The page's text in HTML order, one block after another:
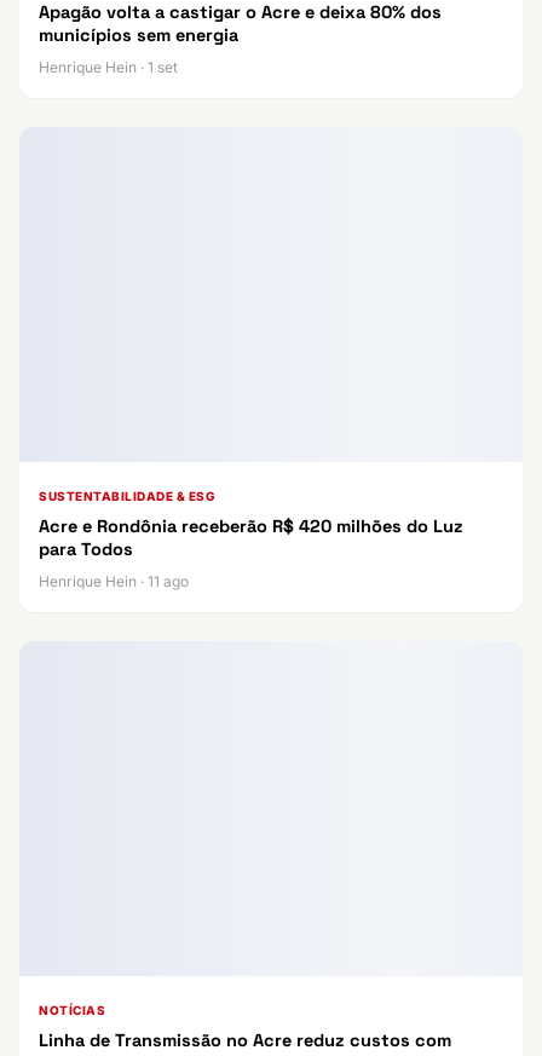
Apagão volta a castigar o Acre e deixa 80% dos
municípios sem energia
Henrique Hein · 1 set
SUSTENTABILIDADE & ESG
Acre e Rondônia receberão R$ 420 milhões do Luz
para Todos
Henrique Hein · 11 ago
NOTÍCIAS
Linha de Transmissão no Acre reduz custos com